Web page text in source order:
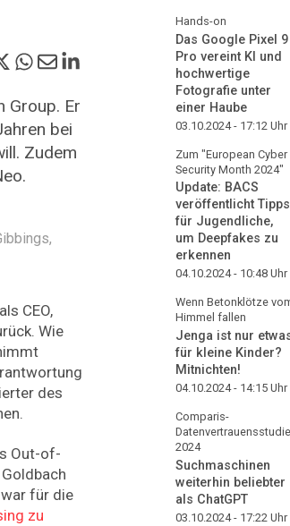
Group. Er
bei
Zudem
CEO,
Wie
des
Out-of-
für die
zu
Hands-on
Das Google Pixel 9
Pro vereint KI und
hochwertige
Fotografie unter
einer Haube
03.10.2024 - 17:12 Uhr
Zum "European Cyber
Security Month 2024"
Update: BACS
veröffentlicht Tipps
für Jugendliche,
um Deepfakes zu
erkennen
04.10.2024 - 10:48 Uhr
Wenn Betonklötze
Himmel fallen
Jenga ist nur
für kleine Kinder?
Mitnichten!
04.10.2024 - 14:15 Uhr
Comparis-
Datenvertrauensstudie
2024
Suchmaschinen
weiterhin beliebter
als ChatGPT
03.10.2024 - 17:22 Uhr